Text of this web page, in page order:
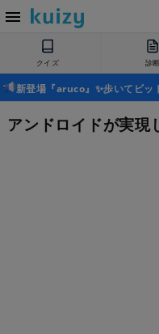
クイズ 診断
新登場『aruco』✨歩いてビッ
アンドロイドが実現